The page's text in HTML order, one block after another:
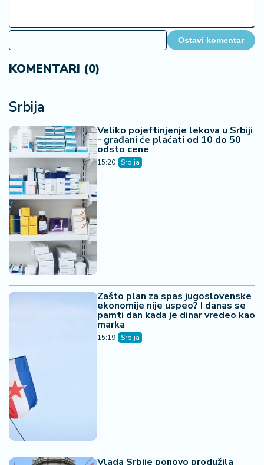
Ostavi komentar
KOMENTARI (0)
Srbija
Veliko pojeftinjenje lekova u Srbiji
- građani će plaćati od 10 do 50
odsto cene
15:20 Srbija
Zašto plan za spas jugoslovenske
ekonomije nije uspeo? I danas se
pamti dan kada je dinar vredeo kao
marka
15:19 Srbija
Vlada Srbije ponovo produžila